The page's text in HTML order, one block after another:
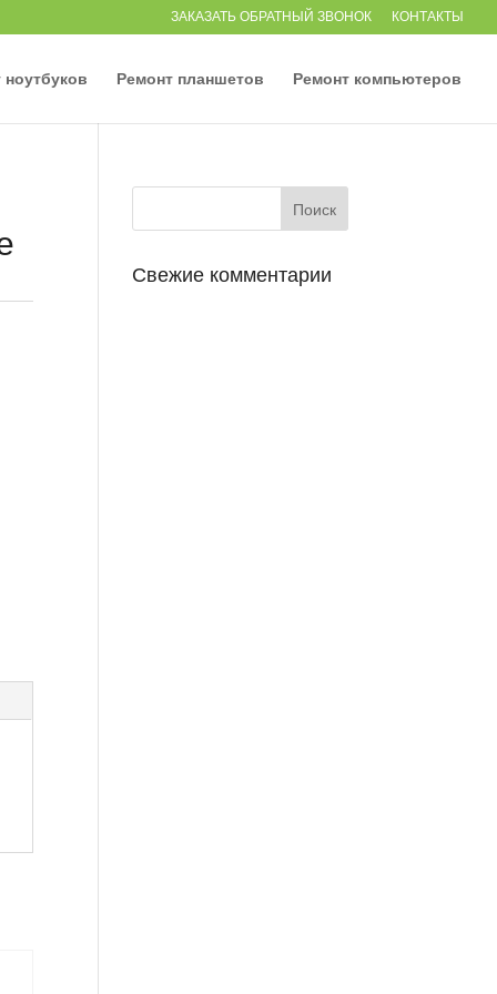
ЗАКАЗАТЬ ОБРАТНЫЙ ЗВОНОК КОНТАКТЫ
Ремонт планшетов Ремонт компьютеров
Свежие комментарии